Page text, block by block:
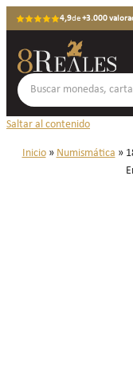
4,9de+3.000
Saltar al contenido
Inicio» Numismática »